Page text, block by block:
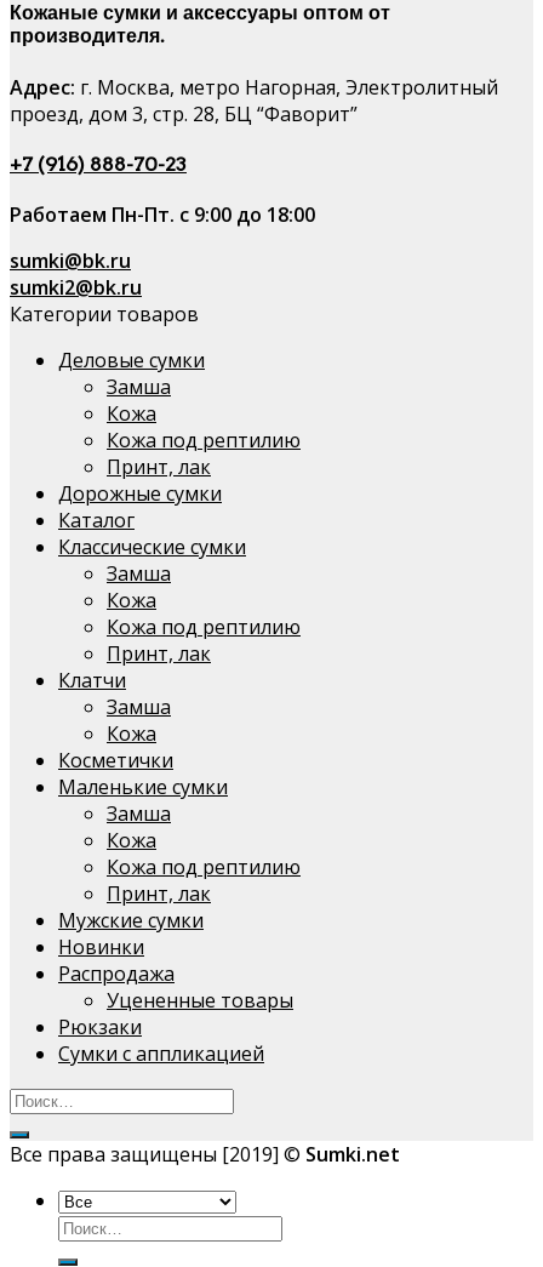
Кожаные сумки и аксессуары оптом от
производителя.
Адрес: г. Москва, метро Нагорная, Электролитный
проезд, дом 3, стр. 28, БЦ “Фаворит”
+7 (916) 888-70-23
Работаем Пн-Пт. с 9:00 до 18:00
sumki@bk.ru
sumki2@bk.ru
Категории товаров
Деловые сумки
Замша
Кожа
Кожа под рептилию
Принт, лак
Дорожные сумки
Каталог
Классические сумки
Замша
Кожа
Кожа под рептилию
Принт, лак
Клатчи
Замша
Кожа
Косметички
Маленькие сумки
Замша
Кожа
Кожа под рептилию
Принт, лак
Мужские сумки
Новинки
Распродажа
Уцененные товары
Рюкзаки
Сумки с аппликацией
Все права защищены [2019] © Sumki.net
Искать: